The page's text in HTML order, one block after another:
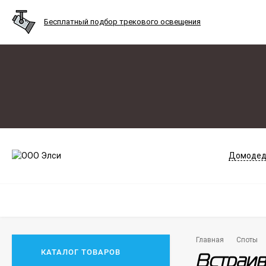
Бесплатный подбор трекового освещения
КАТАЛОГ ТОВАРОВ
Главная Споты